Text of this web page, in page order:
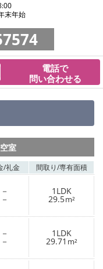
末年始
電話で
問い合わせる
室
/礼金 間取り/専有面積
－
－
1LDK
29.5m²
－
－
1LDK
29.71 m²